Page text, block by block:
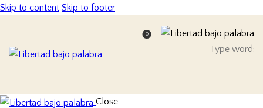
Skip to content Skip to footer
0
Close